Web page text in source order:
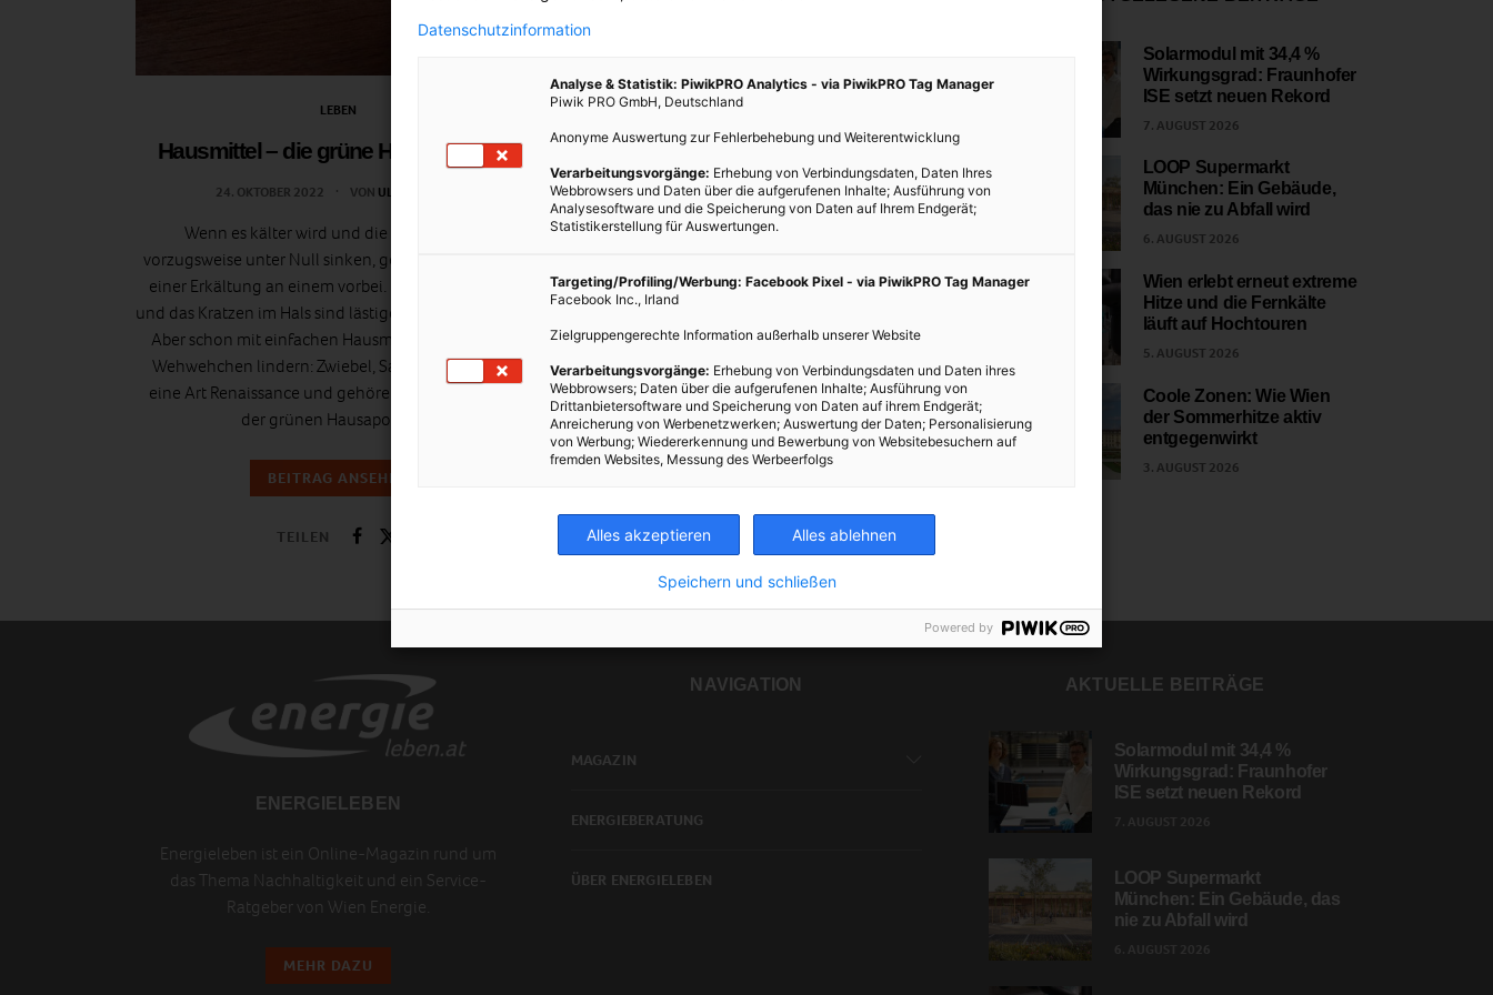
LEBEN
Hausmittel – die grüne Hausapotheke
24. OKTOBER 2022 VON ULI EIGENTLER
Wenn es kälter wird und die Temperaturen
vorzugsweise unter Null sinken, geht selten der Kelch
einer Erkältung an einem vorbei. Husten, Schnupfen
und das Kratzen im Hals sind lästige Begleiter im Alltag.
Aber schon mit einfachen Hausmittel kann man die
Wehwehchen lindern: Zwiebel, Salbei & Co. erleben
eine Art Renaissance und gehören zu den Essentials
der grünen Hausapotheke.
BEITRAG ANSEHEN
TEILEN
Solarmodul mit 34,4 %
Wirkungsgrad: Fraunhofer
ISE setzt neuen Rekord
7. AUGUST 2026
LOOP Supermarkt
München: Ein Gebäude,
das nie zu Abfall wird
6. AUGUST 2026
Wien erlebt erneut extreme
Hitze und die Fernkälte
läuft auf Hochtouren
5. AUGUST 2026
Coole Zonen: Wie Wien
der Sommerhitze aktiv
entgegenwirkt
3. AUGUST 2026
ENERGIELEBEN
Energieleben ist ein Online-Magazin rund um
das Thema Nachhaltigkeit und ein Service-
Ratgeber von Wien Energie.
MEHR DAZU
NAVIGATION
MAGAZIN
ENERGIEBERATUNG
ÜBER ENERGIELEBEN
AKTUELLE BEITRÄGE
Solarmodul mit 34,4 %
Wirkungsgrad: Fraunhofer
ISE setzt neuen Rekord
LOOP Supermarkt
München: Ein Gebäude, das
nie zu Abfall wird
Datenschutzinformation
Analyse & Statistik: PiwikPRO Analytics - via PiwikPRO Tag Manager
Piwik PRO GmbH, Deutschland
Anonyme Auswertung zur Fehlerbehebung und Weiterentwicklung
Verarbeitungsvorgänge: Erhebung von Verbindungsdaten, Daten Ihres
Webbrowsers und Daten über die aufgerufenen Inhalte; Ausführung von
Analysesoftware und die Speicherung von Daten auf Ihrem Endgerät;
Statistikerstellung für Auswertungen.
Targeting/Profiling/Werbung: Facebook Pixel - via PiwikPRO Tag Manager
Facebook Inc., Irland
Zielgruppengerechte Information außerhalb unserer Website
Verarbeitungsvorgänge: Erhebung von Verbindungsdaten und Daten ihres
Webbrowsers; Daten über die aufgerufenen Inhalte; Ausführung von
Drittanbietersoftware und Speicherung von Daten auf ihrem Endgerät;
Anreicherung von Werbenetzwerken; Auswertung der Daten; Personalisierung
von Werbung; Wiedererkennung und Bewerbung von Websitebesuchern auf
fremden Websites, Messung des Werbeerfolgs
Alles akzeptieren Alles ablehnen
Speichern und schließen
Powered by